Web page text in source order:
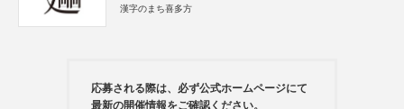
漢字のまち喜多方
応募される際は、必ず公式ホームページにて
最新の開催情報をご確認ください。